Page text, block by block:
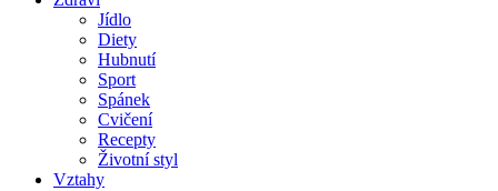
Jídlo
Diety
Hubnutí
Sport
Spánek
Cvičení
Recepty
Životní styl
Vztahy